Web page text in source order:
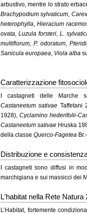
arbustivo, mentre lo strato
Brachypodium sylvaticum,
heterophylla,Hieracium
ovata, Luzula forsteri, L.
multiflorum, P. odoratum,
Sanicula europaea, Viola alba
Caratterizzazione
I castagneti delle Marche
Castaneetum sativae Taffetani
1928),Cyclamino hederifolii-
Castaneetum sativae Hruska
della classe Querco-Fagetea
Distribuzione e
I castagneti sono diffusi in
marchigiana e sui massicci dei
L'habitat nella Rete Natura
L’Habitat, fortemente